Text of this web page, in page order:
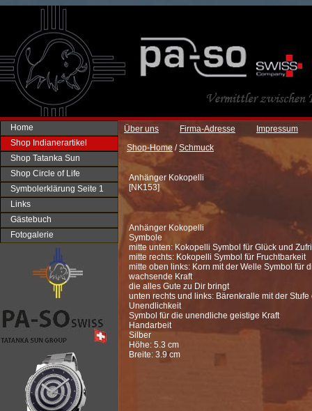
Home
Shop Indianerartikel
Shop Tatanka Sun
Shop Circle of Life
Symbolerklärung Seite 1
Links
Gästebuch
Fotogalerie
Über uns Firma-Adresse
Impressum
Shop-Home /Schmuck
Anhänger Kokopelli
[NK153]
Anhänger Kokopelli
Symbole
mitte unten: Kokopelli Symbol für Glück und
mitte rechts: Kokopelli Symbol für Fruchtbarkeit
mitte oben links: Korn mit der Welle Symbol für
wachsende Kraft
die alles Gute zu Dir bringt
unten rechts und links: Bärenkralle mit der Stufe
Unendlichkeit
Symbol für die unendliche geistige Kraft
Handarbeit
Silber
Höhe: 5.3 cm
Breite: 3.9 cm